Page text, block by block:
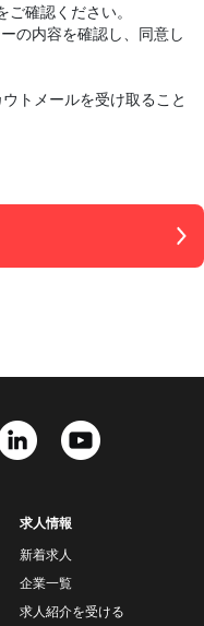
ご確認ください。
の内容を確認し、同意し
トメールを受け取ること
求人情報
新着求人
企業一覧
求人紹介を受ける